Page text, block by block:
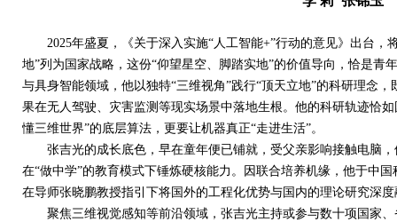
2025年盛夏，《关于深入实施“人工智能+”行动的意见》出台，
地”列为国家战略，这份“仰望星空、脚踏实地”的价值导向，恰是青
与具身智能领域，他以独特“三维视角”践行“顶天立地”的科研理念
果在无人驾驶、灾害监测等现实场景中落地生根。他的科研轨迹恰
懂三维世界”的底层算法，更要让机器真正“走进生活”。
张吉光的成长底色，早在童年便已铺就，受父亲影响接触电脑，
在“做中学”的教育模式下锤炼硬核能力。因联合培养机缘，他于中
在导师张晓鹏教授指引下将国外的工程化优势与国内的理论研究深
聚焦三维视觉感知等前沿领域，张吉光主持或参与数十项国家、